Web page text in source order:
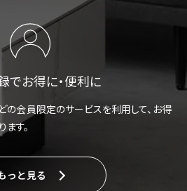
でお得に・便利に
の会員限定のサービスを利用して、お得
す。
っと見る